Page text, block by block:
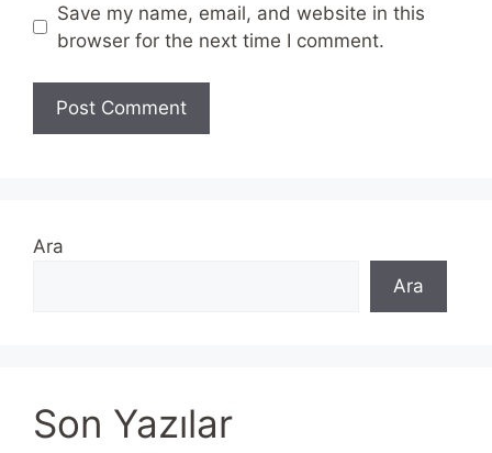
Save my name, email, and website in this
browser for the next time I comment.
Ara
Ara
Son Yazılar